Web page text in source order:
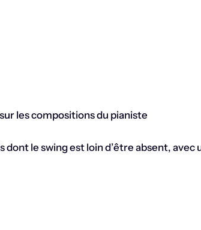
les compositions du pianiste
le swing est loin d’être absent,